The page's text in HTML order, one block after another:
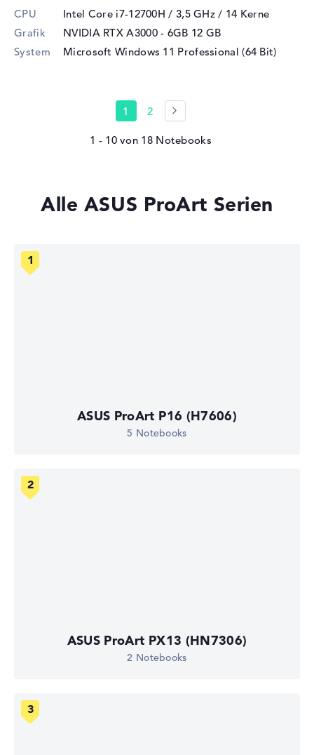
CPU Intel Core i7-12700H / 3,5 GHz / 14 Kerne
Grafik
NVIDIA RTX A3000 - 6GB 12 GB
System
Microsoft Windows 11 Professional (64 Bit)
1 2
1 - 10von 18
Alle ASUS ProArt Serien
ASUS ProArt P16 (H7606)
5 Notebooks
ASUS ProArt PX13 (HN7306)
2 Notebooks